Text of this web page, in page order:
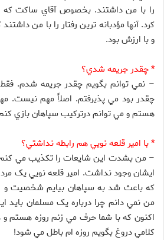
را با من داشتند. بخصوص آقاي ساکت که
کرد. آنها مؤدبانه ترين رفتار را با من
و با ارزش بود.
* چقدر جريمه شدي؟
– نمي توانم بگويم چقدر جريمه شدم.
چقدر بود مي پذيرفتم. اصلاً مهم نيست.
هستم و مي توانم درترکيب سپاهان بازي
* با امير قلعه نويي هم رابطه نداشتي؟
– من بشدت اين شايعات را تکذيب مي
ايشان وجود نداشت. امير قلعه نويي يک
که باعث شد به سپاهان بيايم شخصيت و
من نمي دانم چرا درباره يک مسلمان بايد
اکنون که با شما حرف مي زنم روزه هستم و
کلامي دروغ بگويم روزه ام باطل مي شود!